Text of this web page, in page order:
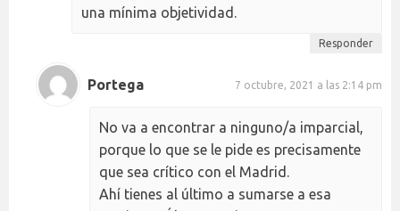
una mínima objetividad.
Responder
Portega 7 octubre, 2021 a las 2:14 pm
No va a encontrar a ninguno/a imparcial,
porque lo que se le pide es precisamente
que sea crítico con el Madrid.
Ahí tienes al último a sumarse a esa